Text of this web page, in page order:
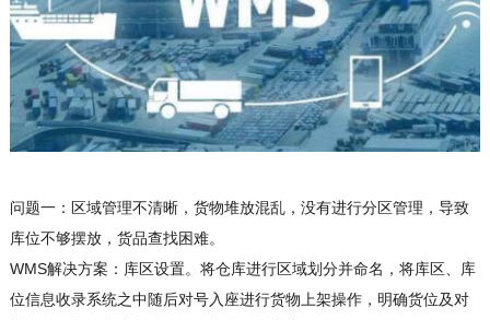
问题一：区域管理不清晰，货物堆放混乱，没有进行分区管理，导致
库位不够摆放，货品查找困难。
WMS解决方案：库区设置。将仓库进行区域划分并命名，将库区、库
位信息收录系统之中随后对号入座进行货物上架操作，明确货位及对